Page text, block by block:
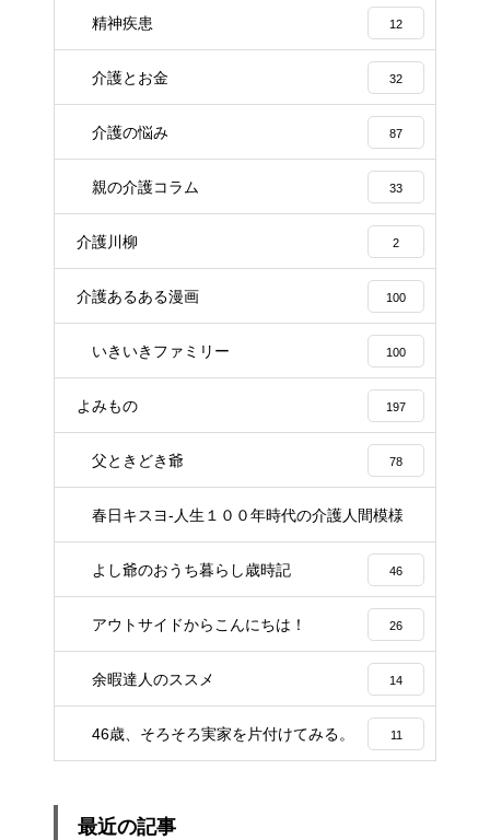
精神疾患 12
介護とお金 32
介護の悩み 87
親の介護コラム 33
介護川柳 2
介護あるある漫画 100
いきいきファミリー 100
よみもの 197
父ときどき爺 78
春日キスヨ-人生１００年時代の介護人間模様
よし爺のおうち暮らし歳時記 46
アウトサイドからこんにちは！ 26
余暇達人のススメ 14
46歳、そろそろ実家を片付けてみる。 11
最近の記事